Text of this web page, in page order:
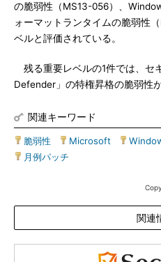
の脆弱性（MS13-056）、
ォーマットランタイムの脆弱性
ベルと評価されている。
残る重要レベルの1件では、セ
Defender」の特権昇格の脆弱性
関連キーワード
脆弱性 Microsoft
月例パッチ
関連